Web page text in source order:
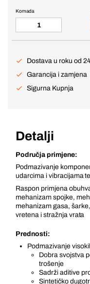
Komada
Dostava u roku od
Garancija i zamjena
Sigurna Kupnja
Detalji
Područja primjene:
Podmazivanje
udarcima i vibracijama
Raspon primjena
mehanizam spojke,
mehanizam gasa,
vretena i stražnja vrata
Prednosti:
Podmazivanje
Dobra svojstva
trošenje
Sadrži aditive
Sintetičko